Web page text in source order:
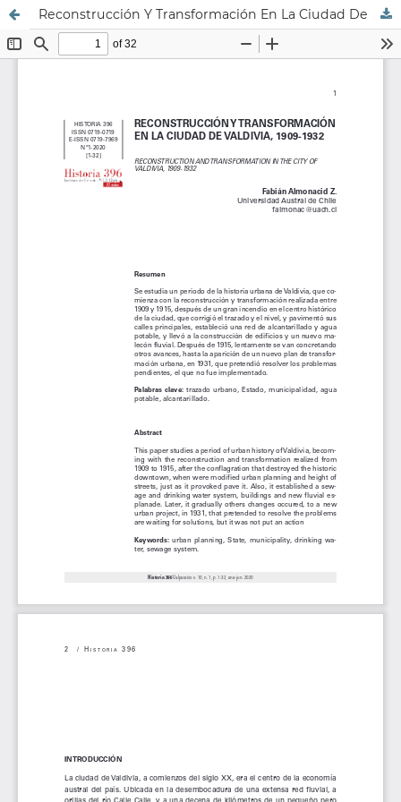
Reconstrucción Y Transformación En La Ciudad De Valdivia, 1909-1932